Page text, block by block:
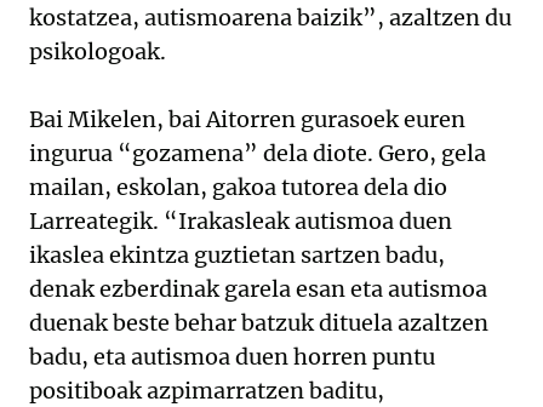
kostatzea, autismoarena baizik”, azaltzen du
psikologoak.
Bai Mikelen, bai Aitorren gurasoek euren
ingurua “gozamena” dela diote. Gero, gela
mailan, eskolan, gakoa tutorea dela dio
Larreategik. “Irakasleak autismoa duen
ikaslea ekintza guztietan sartzen badu,
denak ezberdinak garela esan eta autismoa
duenak beste behar batzuk dituela azaltzen
badu, eta autismoa duen horren puntu
positiboak azpimarratzen baditu,